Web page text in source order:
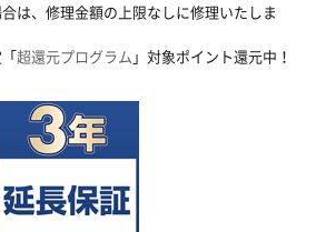
は、修理金額の上限なしに修理いたしま
超還元プログラム 」対象ポイント還元中！